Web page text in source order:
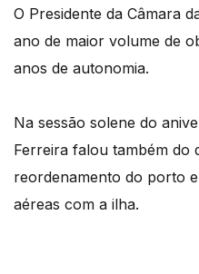
O Presidente da Câmara
ano de maior volume de
anos de autonomia.
Na sessão solene do
Ferreira falou também do
reordenamento do porto
aéreas com a ilha.